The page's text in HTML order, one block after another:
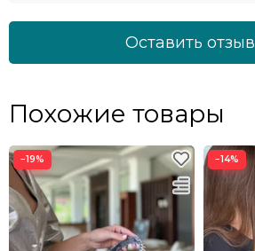
Оставить отзыв
Похожие товары
−19% −14%